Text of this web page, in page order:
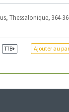
Thessalonique, 364-
TTB+ Ajouter au